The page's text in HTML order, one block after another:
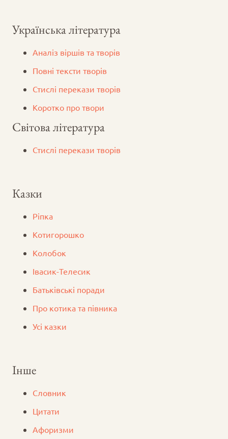
Українська література
Аналіз віршів та творів
Повні тексти творів
Стислі перекази творів
Коротко про твори
Світова література
Стислі перекази творів
Казки
Ріпка
Котигорошко
Колобок
Iвасик-Телесик
Батьківські поради
Про котика та півника
Усі казки
Інше
Словник
Цитати
Афоризми